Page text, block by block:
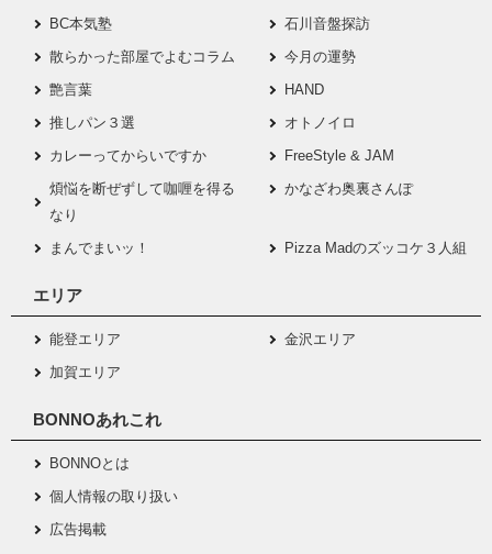
BC本気塾
石川音盤探訪
散らかった部屋でよむコラム
今月の運勢
艶言葉
HAND
推しパン３選
オトノイロ
カレーってからいですか
FreeStyle & JAM
煩悩を断ぜずして咖喱を得る
なり
かなざわ奥裏さんぽ
まんでまいッ！ Pizza Madのズッコケ３人組
エリア
能登エリア
金沢エリア
加賀エリア
BONNOあれこれ
BONNOとは
個人情報の取り扱い
広告掲載